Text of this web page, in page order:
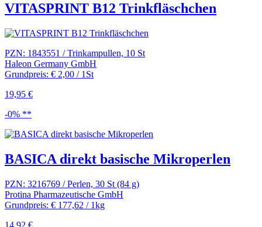
VITASPRINT B12 Trinkfläschchen
PZN: 1843551 / Trinkampullen, 10 St
Haleon Germany GmbH
Grundpreis: € 2,00 / 1St
19,95 €
-0% **
BASICA direkt basische Mikroperlen
PZN: 3216769 / Perlen, 30 St (84 g)
Protina Pharmazeutische GmbH
Grundpreis: € 177,62 / 1kg
14,92 €